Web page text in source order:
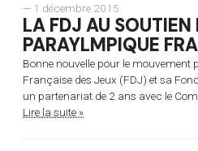
— 1 décembre 2015
LA FDJ AU
PARAYLMPIQUE
Bonne nouvelle pour le
Française des Jeux (FDJ) et sa
un partenariat de 2 ans avec le
Lire la suite »